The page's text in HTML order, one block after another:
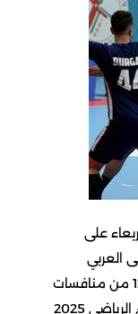
على
وبرقان على العربي
بنتيجة (36 – 25) في افتتاح الجولة ال12 من منافسات
بطولة الدوري الكويتي الممتاز للموسم الرياضي 2025